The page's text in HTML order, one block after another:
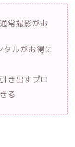
常撮影がお
ルがお得に
き出すプロ
る